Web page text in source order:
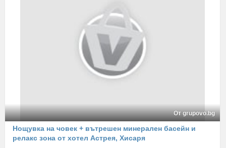
От grupovo.bg
Нощувка на човек + вътрешен минерален басейн и
релакс зона от хотел Астрея, Хисаря